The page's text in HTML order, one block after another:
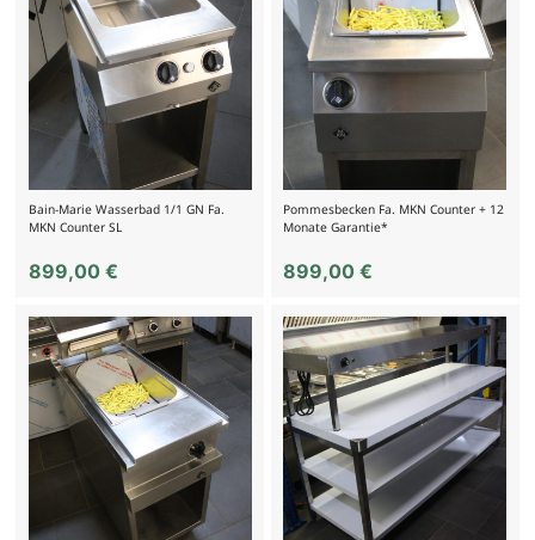
Bain-Marie Wasserbad 1/1 GN Fa.
MKN Counter SL
899,00 €
Pommesbecken Fa. MKN Counter + 12
Monate Garantie*
899,00€